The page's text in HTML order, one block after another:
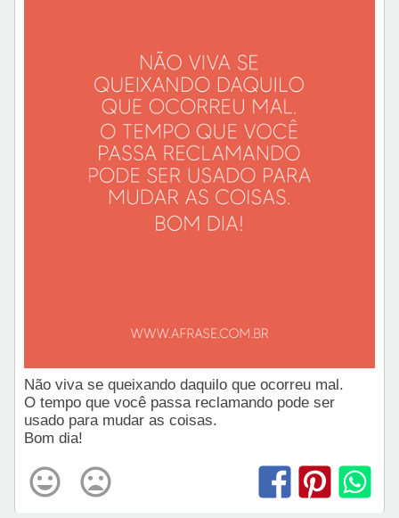
Não viva se queixando daquilo que ocorreu mal.
O tempo que você passa reclamando pode ser
usado para mudar as coisas.
Bom dia!